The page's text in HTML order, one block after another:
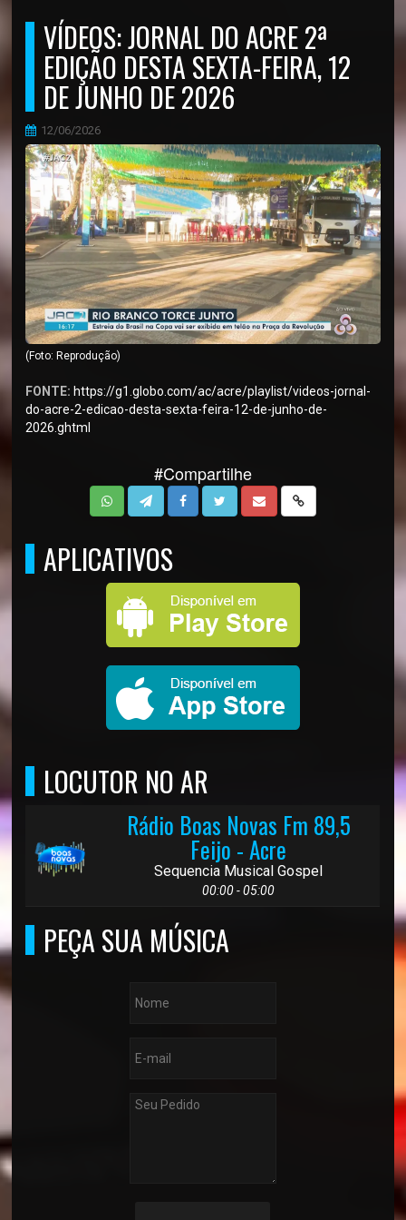
VÍDEOS: JORNAL DO ACRE 2ª
EDIÇÃO DESTA SEXTA-FEIRA, 12
DE JUNHO DE 2026
12/06/2026
(Foto: Reprodução)
FONTE: https://g1.globo.com/ac/acre/playlist/videos-jornal-
do-acre-2-edicao-desta-sexta-feira-12-de-junho-de-
2026.ghtml
#Compartilhe
APLICATIVOS
LOCUTOR NO AR
Rádio Boas Novas Fm 89,5
Feijo - Acre
Sequencia Musical Gospel
00:00 - 05:00
PEÇA SUA MÚSICA